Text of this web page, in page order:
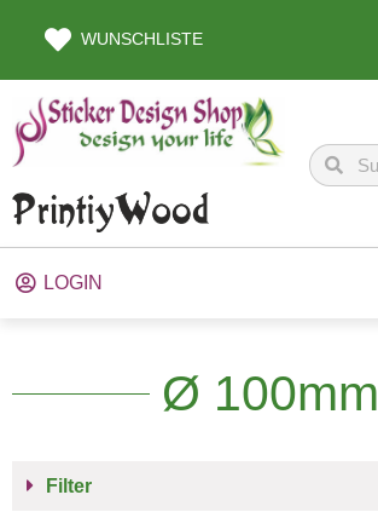
WUNSCHLISTE
LOGIN
Ø 100mm
Filter